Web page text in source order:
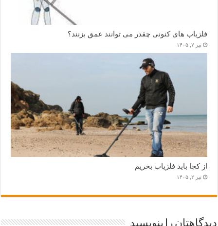
فلزیاب های کنونی چقدر می توانند عمق بزنند؟
تیر ۷, ۱۴۰۵
از کجا باید فلزیاب بخریم
تیر ۲, ۱۴۰۵